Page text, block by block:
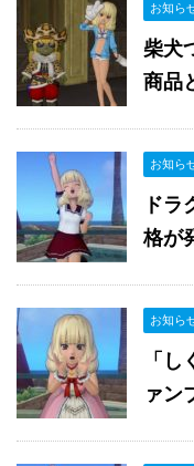
お知ら
柴犬
商品
お知ら
ドラ
格が
お知ら
「
ァン